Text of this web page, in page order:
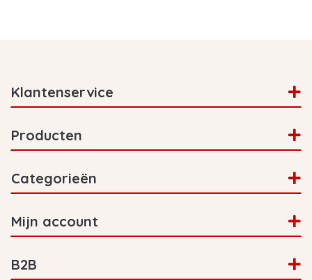
Klantenservice
Producten
Categorieën
Mijn account
B2B